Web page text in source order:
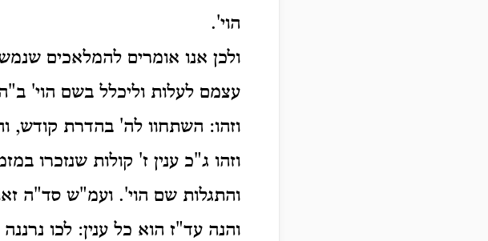
הוי'.
ולכן אנו אומרים להמלאכים
עצמם לעלות וליכלל בשם הוי'
וזהו: השתחוו לה' בהדרת קודש,
וזהו ג"כ ענין ז' קולות שנזכרו
והתגלות שם הוי'. ועמ"ש סד"ה
והנה עד"ז הוא כל ענין: לכו